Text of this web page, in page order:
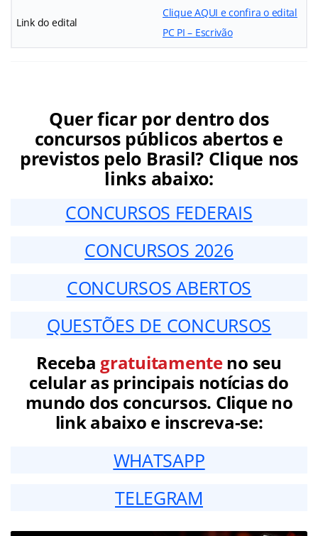
Link do edital
Clique AQUI e confira o edital
PC PI – Escrivão
Quer ficar por dentro dos
concursos públicos abertos e
previstos pelo Brasil? Clique nos
links abaixo:
CONCURSOS FEDERAIS
CONCURSOS 2026
CONCURSOS ABERTOS
QUESTÕES DE CONCURSOS
Receba gratuitamenteno seu
celular as principais notícias do
mundo dos concursos. Clique no
link abaixo e inscreva-se:
WHATSAPP
TELEGRAM